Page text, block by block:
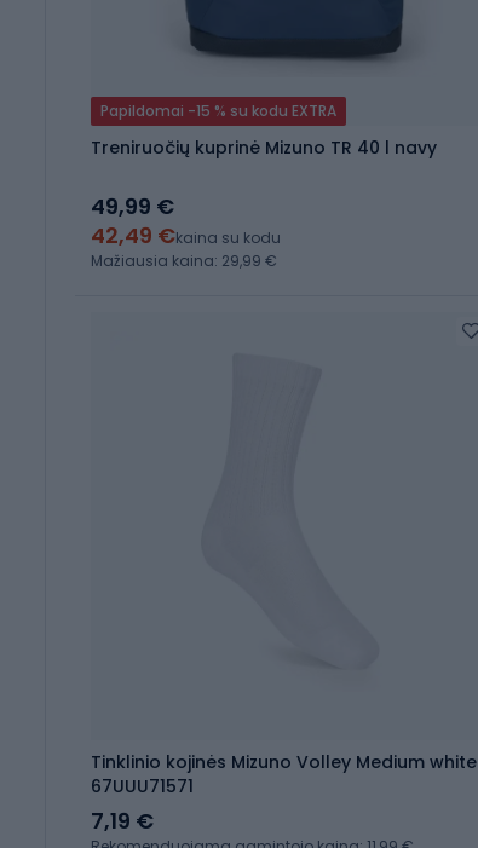
Papildomai -15 % su kodu EXTRA
Treniruočių kuprinė Mizuno TR 40 l navy
49,99 €
42,49 €kaina su kodu
Mažiausia kaina: 29,99 €
Tinklinio kojinės Mizuno Volley Medium white
67UUU71571
7,19 €